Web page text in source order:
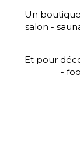
Un
salon -
Et pour
-